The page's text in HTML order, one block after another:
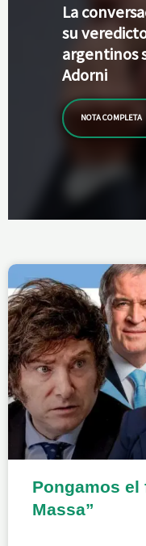
La
su
argentinos
Adorni
NOTA COMPLETA
Pongamos el
Massa”